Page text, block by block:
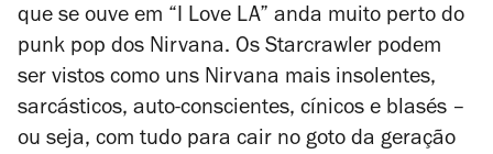
que se ouve em “I Love LA” anda muito perto do
punk pop dos Nirvana. Os Starcrawler podem
ser vistos como uns Nirvana mais insolentes,
sarcásticos, auto-conscientes, cínicos e blasés –
ou seja, com tudo para cair no goto da geração